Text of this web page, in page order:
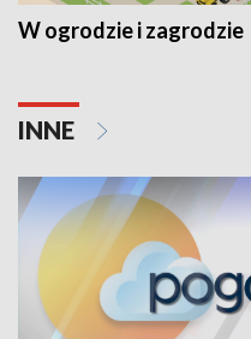
W ogrodzie i zagrodzie
INNE